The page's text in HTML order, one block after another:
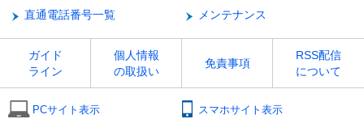
直通電話番号一覧
メンテナンス
ガイド
ライン
個人情報
の取扱い
免責事項
RSS配信
について
PCサイト表示 スマホサイト表示